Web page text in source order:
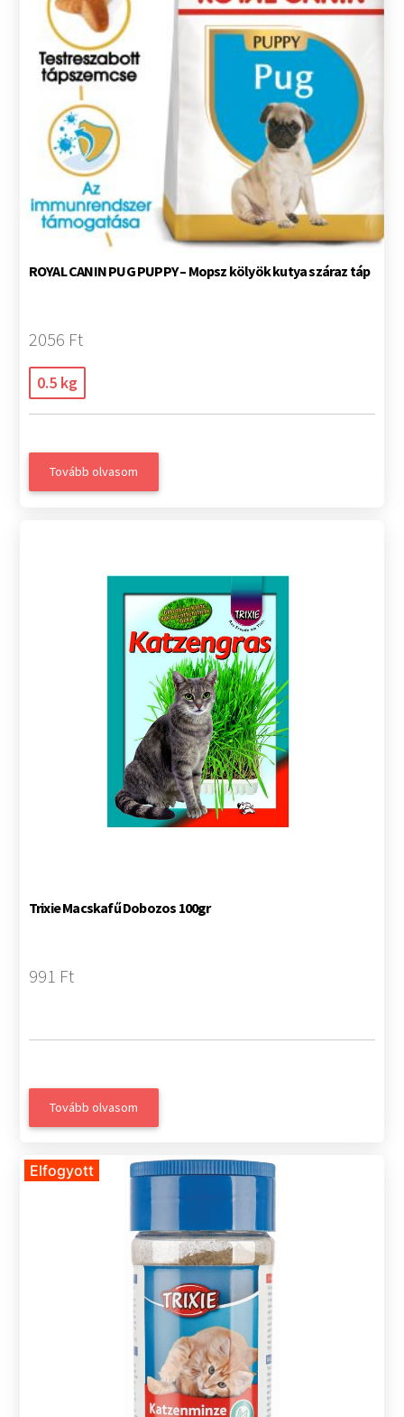
ROYAL CANIN PUG PUPPY – Mopsz kölyök kutya száraz táp
2056 Ft
0.5 kg
Tovább olvasom
Trixie Macskafű Dobozos 100gr
991 Ft
Tovább olvasom
Elfogyott